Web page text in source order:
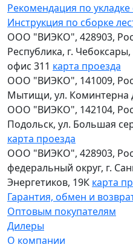
Рекомендация по укладке
Инструкция по сборке
ООО "ВИЭКО", 428903,
Республика, г. Чебоксары,
офис 311 карта проезда
ООО "ВИЭКО", 141009,
Мытищи, ул. Коминтерна
ООО "ВИЭКО", 142104,
Подольск, ул. Большая
карта проезда
ООО "ВИЭКО", 428903,
федеральный округ, г.
Энергетиков, 19К карта
Гарантия, обмен и
Оптовым покупателям
Дилеры
О компании